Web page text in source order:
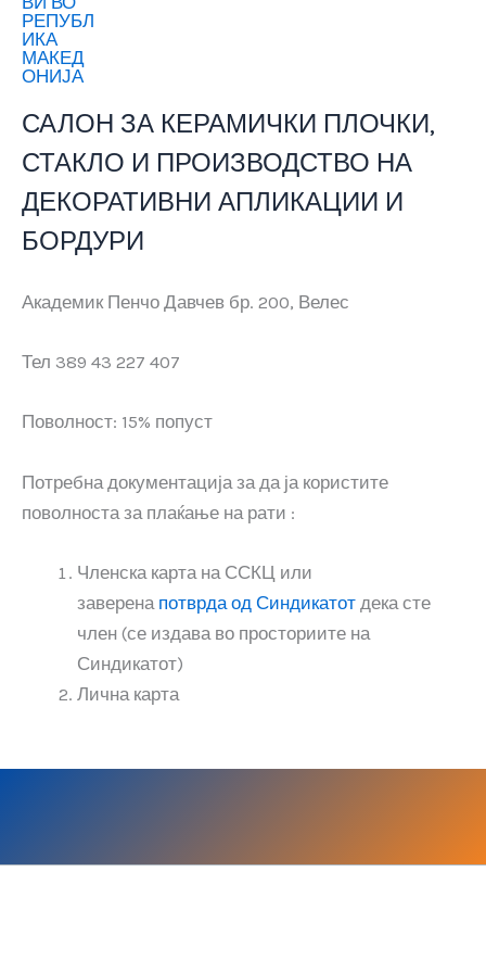
САЛОН ЗА КЕРАМИЧКИ ПЛОЧКИ,
СТАКЛО И ПРОИЗВОДСТВО НА
ДЕКОРАТИВНИ АПЛИКАЦИИ И
БОРДУРИ
Академик Пенчо Давчев бр. 200, Велес
Тел 389 43 227 407
Поволност: 15% попуст
Потребна документација за да ја користите
поволноста за плаќање на рати :
Членска карта на ССКЦ или
заверена потврда од Синдикатот дека сте
член (се издава во просториите на
Синдикатот)
Лична карта